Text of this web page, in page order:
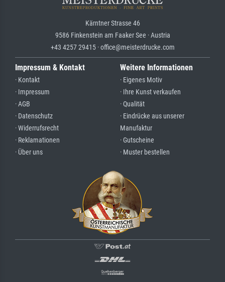
Kärntner Strasse 46
9586 Finkenstein am Faaker See · Austria
+43 4257 29415 · office@meisterdrucke.com
Impressum & Kontakt
· Kontakt
· Impressum
· AGB
· Datenschutz
· Widerrufsrecht
· Reklamationen
· Über uns
Weitere Informationen
· Eigenes Motiv
· Ihre Kunst verkaufen
· Qualität
· Eindrücke aus unserer
Manufaktur
· Gutscheine
· Muster bestellen